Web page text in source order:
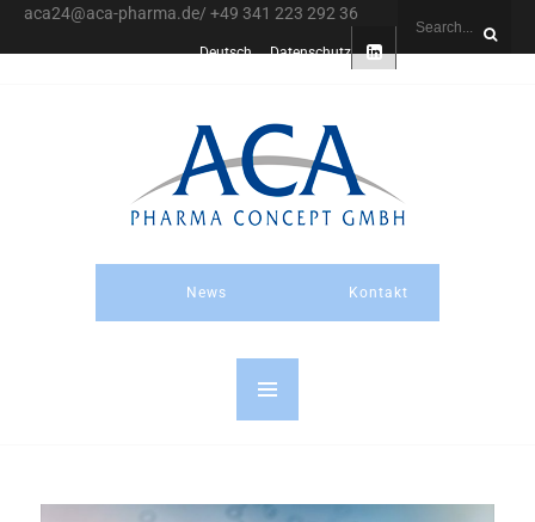
aca24@aca-pharma.de/ +49 341 223 292 36
Deutsch Datenschutz
News Kontakt